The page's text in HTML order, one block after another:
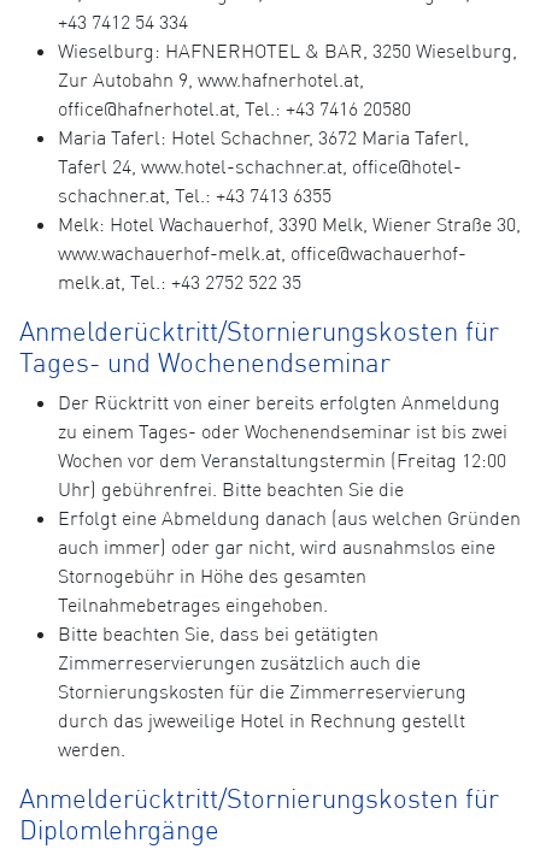
+43 7412 54 334
Wieselburg: HAFNERHOTEL & BAR, 3250 Wieselburg,
Zur Autobahn 9, www.hafnerhotel.at,
office@hafnerhotel.at, Tel.: +43 7416 20580
Maria Taferl: Hotel Schachner, 3672 Maria Taferl,
Taferl 24, www.hotel-schachner.at, office@hotel-
schachner.at, Tel.: +43 7413 6355
Melk: Hotel Wachauerhof, 3390 Melk, Wiener Straße 30,
www.wachauerhof-melk.at, office@wachauerhof-
melk.at, Tel.: +43 2752 522 35
Anmelderücktritt/Stornierungskosten für
Tages- und Wochenendseminar
Der Rücktritt von einer bereits erfolgten Anmeldung
zu einem Tages- oder Wochenendseminar ist bis zwei
Wochen vor dem Veranstaltungstermin (Freitag 12:00
Uhr) gebührenfrei. Bitte beachten Sie die
Erfolgt eine Abmeldung danach (aus welchen Gründen
auch immer) oder gar nicht, wird ausnahmslos eine
Stornogebühr in Höhe des gesamten
Teilnahmebetrages eingehoben.
Bitte beachten Sie, dass bei getätigten
Zimmerreservierungen zusätzlich auch die
Stornierungskosten für die Zimmerreservierung
durch das jweweilige Hotel in Rechnung gestellt
werden.
Anmelderücktritt/Stornierungskosten für
Diplomlehrgänge